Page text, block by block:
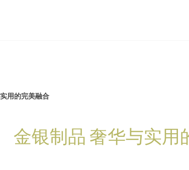
用的完美融合
金银制品 奢华与实用